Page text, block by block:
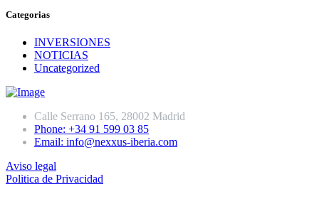
Categorias
INVERSIONES
NOTICIAS
Uncategorized
Calle Serrano 165, 28002 Madrid
Phone: +34 91 599 03 85
Email: info@nexxus-iberia.com
Aviso legal
Politica de Privacidad